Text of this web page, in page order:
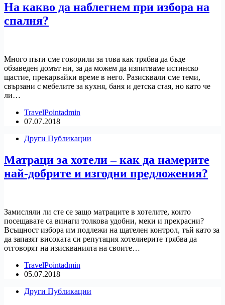
На какво да наблегнем при избора на
спалня?
Много пъти сме говорили за това как трябва да бъде
обзаведен домът ни, за да можем да изпитваме истинско
щастие, прекарвайки време в него. Разисквали сме теми,
свързани с мебелите за кухня, баня и детска стая, но като че
ли…
TravelPointadmin
07.07.2018
Други Публикации
Матраци за хотели – как да намерите
най-добрите и изгодни предложения?
Замисляли ли сте се защо матраците в хотелите, които
посещавате са винаги толкова удобни, меки и прекрасни?
Всъщност избора им подлежи на щателен контрол, тъй като за
да запазят високата си репутация хотелиерите трябва да
отговорят на изискванията на своите…
TravelPointadmin
05.07.2018
Други Публикации